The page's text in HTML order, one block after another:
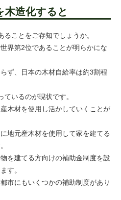
木造化すると
ことをご存知でしょうか。
界第2位であることが明らかにな
ず、日本の木材自給率は約3割程
いるのが現状です。
木材を使用し活かしていくことが
地元産木材を使用して家を建てる
を建てる方向けの補助金制度を設
す。
市にもいくつかの補助制度があり